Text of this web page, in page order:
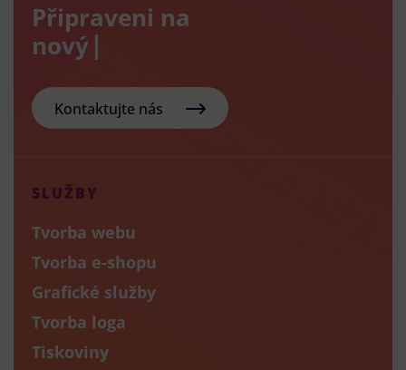
Připraveni na
nový e-sho
Kontaktujte nás
SLUŽBY
Tvorba webu
Tvorba e-shopu
Grafické služby
Tvorba loga
Tiskoviny